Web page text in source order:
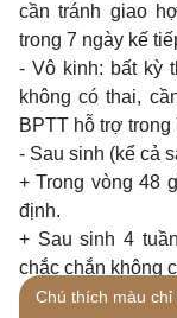
cần tránh giao
trong 7 ngày kế
- Vô kinh: bất kỳ
không có thai,
BPTT hỗ trợ trong
- Sau sinh (kể cả
+ Trong vòng 48
định.
+ Sau sinh 4
chắc chắn không
+ Sau sinh 4
Chú thích màu chỉ